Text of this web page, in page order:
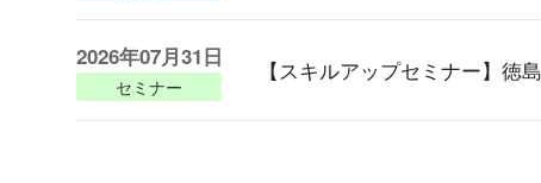
2026年07月31日
セミナー
【スキルアップセミナー】